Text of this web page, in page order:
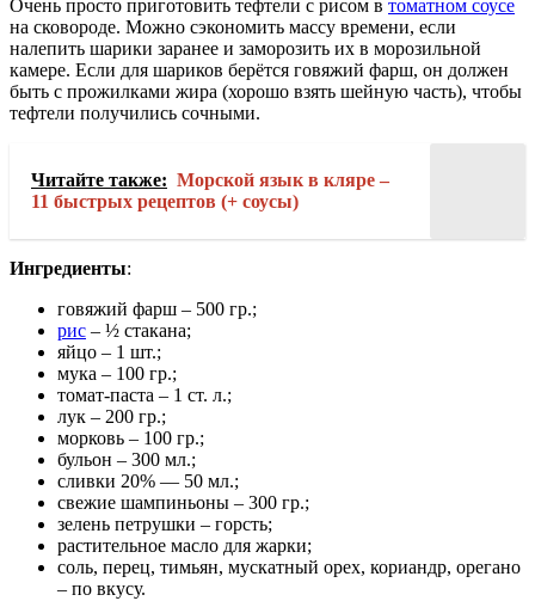
Очень просто приготовить тефтели с рисом в томатном соусе
на сковороде. Можно сэкономить массу времени, если
налепить шарики заранее и заморозить их в морозильной
камере. Если для шариков берётся говяжий фарш, он должен
быть с прожилками жира (хорошо взять шейную часть), чтобы
тефтели получились сочными.
Читайте также: Морской язык в кляре –
11 быстрых рецептов (+ соусы)
Ингредиенты:
говяжий фарш – 500 гр.;
рис – ½ стакана;
яйцо – 1 шт.;
мука – 100 гр.;
томат-паста – 1 ст. л.;
лук – 200 гр.;
морковь – 100 гр.;
бульон – 300 мл.;
сливки 20% — 50 мл.;
свежие шампиньоны – 300 гр.;
зелень петрушки – горсть;
растительное масло для жарки;
соль, перец, тимьян, мускатный орех, кориандр, орегано
– по вкусу.